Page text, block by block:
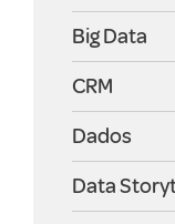
Big Data
CRM
Dados
Data